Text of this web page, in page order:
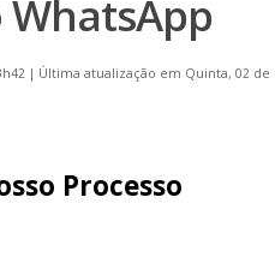
WhatsApp
| Última atualização em Quinta, 02 de
Processo